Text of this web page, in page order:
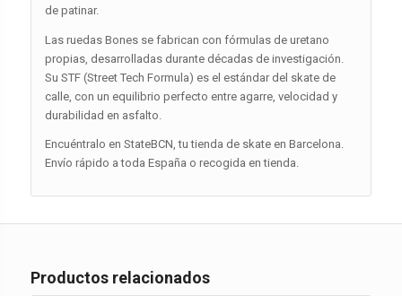
de patinar.
Las ruedas Bones se fabrican con fórmulas de uretano
propias, desarrolladas durante décadas de investigación.
Su STF (Street Tech Formula) es el estándar del skate de
calle, con un equilibrio perfecto entre agarre, velocidad y
durabilidad en asfalto.
Encuéntralo en StateBCN, tu tienda de skate en Barcelona.
Envío rápido a toda España o recogida en tienda.
Productos relacionados